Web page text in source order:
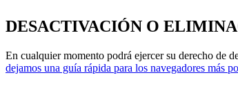
DESACTIVACIÓN O
En cualquier momento podrá ejercer su derecho de
dejamos una guía rápida para los navegadores más